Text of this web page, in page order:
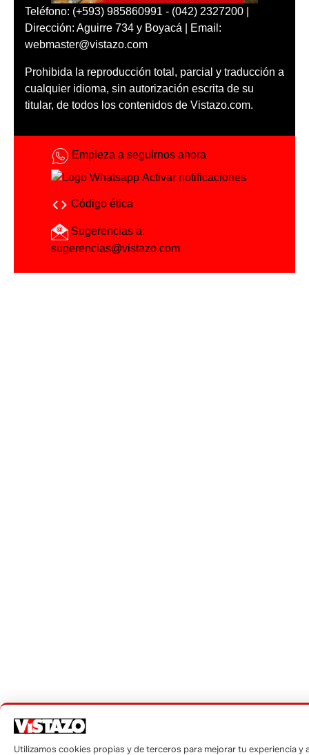
Teléfono: (+593) 985860991 - (042) 2327200 |
Dirección: Aguirre 734 y Boyacá | Email:
webmaster@vistazo.com
Prohibida la reproducción total, parcial y traducción a
cualquier idioma, sin autorización escrita de su
titular, de todos los contenidos de Vistazo.com.
Empieza a seguirnos ahora
Activar notificaciones
Código ética
Sugerencias a:
sugerencias@vistazo.com
Utilizamos cookies propias y de terceros para mejorar tu experiencia y